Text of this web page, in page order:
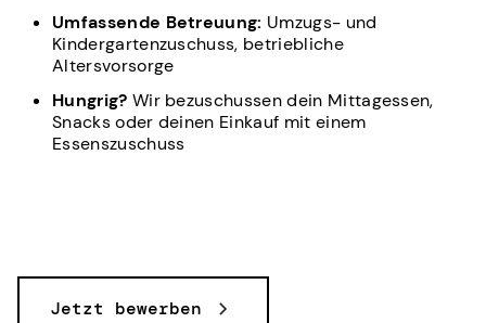
Umfassende Betreuung: Umzugs- und
Kindergartenzuschuss, betriebliche
Altersvorsorge
Hungrig? Wir bezuschussen dein Mittagessen,
Snacks oder deinen Einkauf mit einem
Essenszuschuss
Jetzt bewerben